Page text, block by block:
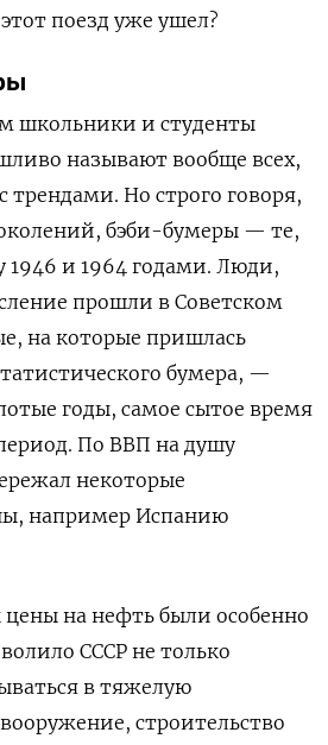
поезд уже ушел?
школьники и студенты
называют вообще всех,
трендами. Но строго говоря,
бэби-бумеры — те,
1946 и 1964 годами. Люди,
прошли в Советском
на которые пришлась
бумера, —
годы, самое сытое время
По ВВП на душу
некоторые
например Испанию
на нефть были особенно
СССР не только
в тяжелую
строительство